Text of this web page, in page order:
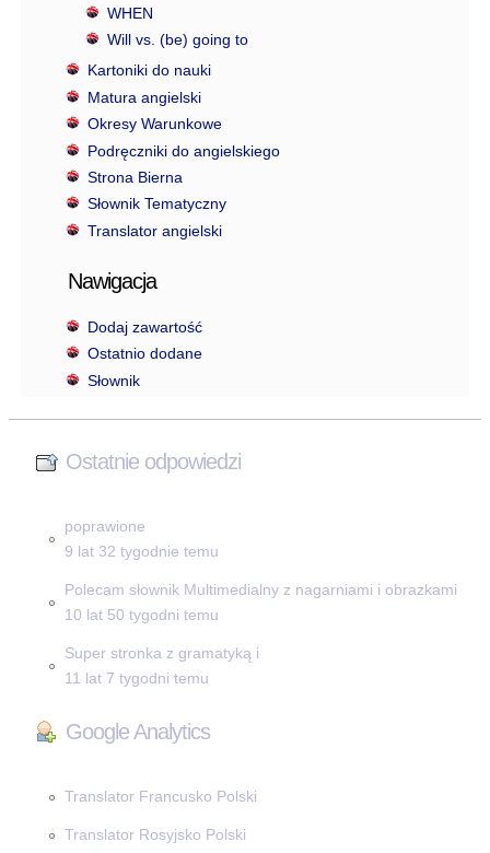
WHEN
Will vs. (be) going to
Kartoniki do nauki
Matura angielski
Okresy Warunkowe
Podręczniki do angielskiego
Strona Bierna
Słownik Tematyczny
Translator angielski
Nawigacja
Dodaj zawartość
Ostatnio dodane
Słownik
Ostatnie odpowiedzi
poprawione
9 lat 32 tygodnie temu
Polecam słownik Multimedialny z nagarniami i obrazkami
10 lat 50 tygodni temu
Super stronka z gramatyką i
11 lat 7 tygodni temu
Google Analytics
Translator Francusko Polski
Translator Rosyjsko Polski